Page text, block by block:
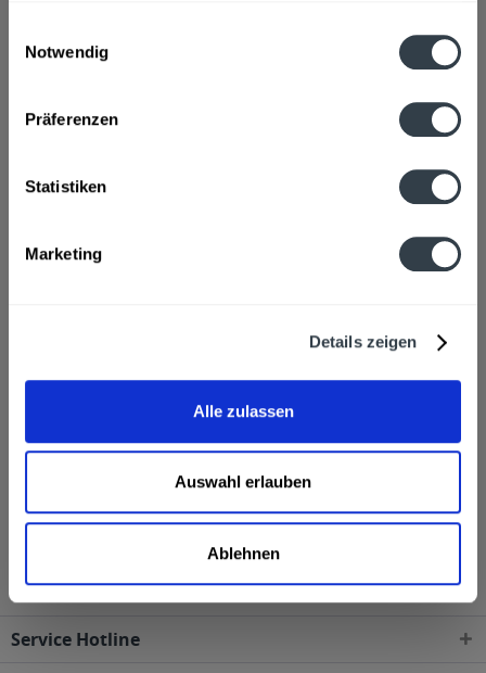
Notwendig
Präferenzen
Statistiken
Marketing
Details zeigen
Alle zulassen
Auswahl erlauben
Ablehnen
mehr
Wasser, Zucker, Kohlensäure, Säuerungsmitteil
Kunden haben sich ebenfalls angesehen
Menschel Himbeer Brause 30l wird in den folgenden
Regionen, Städten, Orten und Postleitzahl-Gebieten
Service Hotline